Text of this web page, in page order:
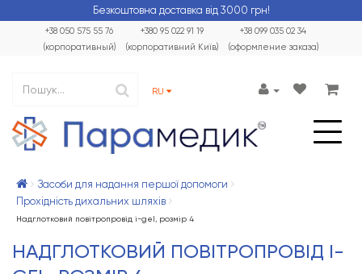
Безкоштовна доставка від 3000 грн!
+38 099 035 02 34
(оформление заказа)
+38 050 575 55 76
(корпоративный)
+380 95 022 91 19
(корпоративний Київ)
RU
Засоби для надання першої допомоги
Прохідність дихальних шляхів
Надглотковий повітропровід i-gel, розмір 4
НАДГЛОТКОВИЙ ПОВІТРОПРОВІД I-